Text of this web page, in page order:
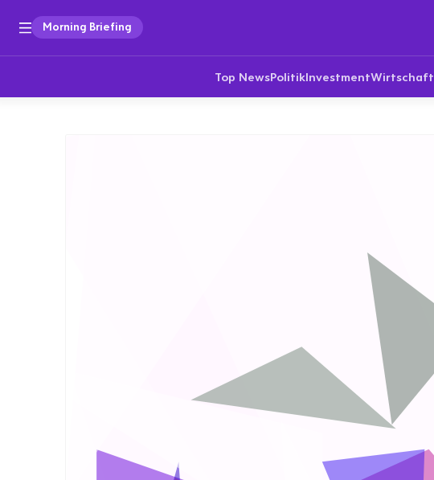
Morning Briefing
Top NewsPolitikInvestmentWirtschaft